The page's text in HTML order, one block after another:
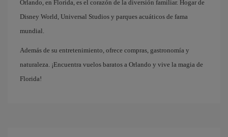
Orlando, en Florida, es el corazón de la diversión familiar. Hogar de
Disney World, Universal Studios y parques acuáticos de fama
mundial.
Además de su entretenimiento, ofrece compras, gastronomía y
naturaleza. ¡Encuentra vuelos baratos a Orlando y vive la magia de
Florida!